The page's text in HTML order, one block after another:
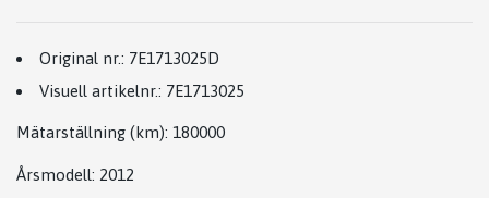
Original nr.: 7E1713025D
Visuell artikelnr.: 7E1713025
Mätarställning (km): 180000
Årsmodell: 2012